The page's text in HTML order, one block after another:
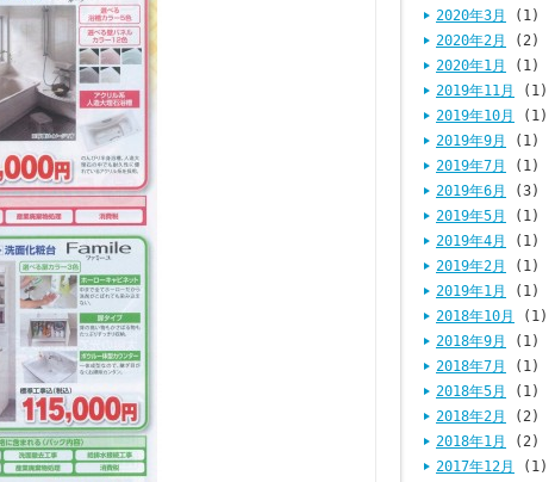
2020年3月
(1)
2020年2月
(2)
2020年1月
(1)
2019年11月
(1)
2019年10月
(1)
2019年9月
(1)
2019年7月
(1)
2019年6月
(3)
2019年5月
(1)
2019年4月
(1)
2019年2月
(1)
2019年1月
(1)
2018年10月
(1)
2018年9月
(1)
2018年7月
(1)
2018年5月
(1)
2018年2月
(2)
2018年1月
(2)
2017年12月
(1)